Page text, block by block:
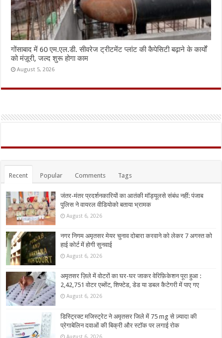
गोंसाबाद में 60 एम.एल.डी. सीवरेज ट्रीटमेंट प्लांट की कैपेसिटी बढ़ाने के कार्यों
को मंज़ूरी, जल्द शुरू होगा काम
August 5, 2026
Recent Popular Comments Tags
जंतर-मंतर प्रदर्शनकारियों का आतंकी मॉड्यूलसे संबंध नहीं: पंजाब
पुलिस ने वायरल वीडियोको बताया भ्रामक
August 6, 2026
नगर निगम अमृतसर मेयर चुनाव दोबारा करवाने को लेकर 7 अगस्त को
हाई कोर्ट में होगी सुनवाई
August 6, 2026
अमृतसर ज़िले में वोटरों का घर-घर जाकर वेरिफ़िकेशन पूरा हुआ :
2,42,751 वोटर एब्सेंट, शिफ्टेड, डेड या डबल कैटेगरी में पाए गए
August 6, 2026
डिस्ट्रिक्ट मजिस्ट्रेट ने अमृतसर जिले में 75 mg से ज़्यादा की
प्रेगाबेलिन दवाओं की बिक्री और स्टॉक पर लगाई रोक
August 6, 2026